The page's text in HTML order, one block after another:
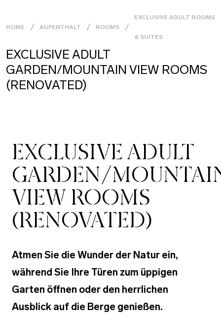
HOME AUFENTHALT ROOMS
EXCLUSIVE ADULT ROOMS
& SUITES
EXCLUSIVE ADULT
GARDEN/MOUNTAIN VIEW ROOMS
(RENOVATED)
EXCLUSIVE ADULT
GARDEN/
VIEW ROOMS
(RENOVATED)
Atmen Sie die Wunder der Natur ein,
während Sie Ihre Türen zum üppigen
Garten öffnen oder den herrlichen
Ausblick auf die Berge genießen.